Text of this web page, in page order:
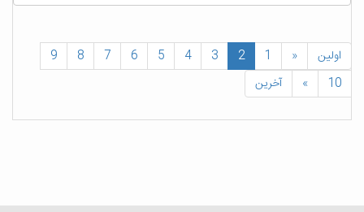
اولین «
1
2
3
4
5
6
7
8
9
10
» آخرین